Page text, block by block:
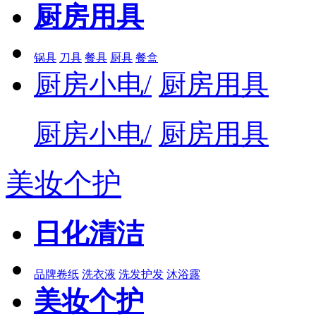
厨房用具
锅具 刀具 餐具 厨具 餐盒
厨房小电/ 厨房用具
厨房小电/ 厨房用具
美妆个护
日化清洁
品牌卷纸 洗衣液 洗发护发 沐浴露
美妆个护